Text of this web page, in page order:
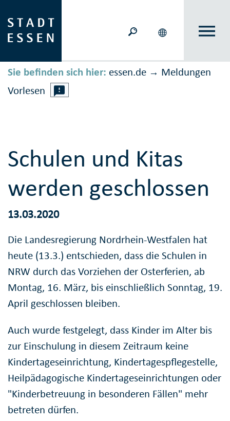
Sie befinden sich hier: essen.de → Meldungen
Vorlesen
Schulen und Kitas
werden geschlossen
13.03.2020
Die Landesregierung Nordrhein-Westfalen hat
heute (13.3.) entschieden, dass die Schulen in
NRW durch das Vorziehen der Osterferien, ab
Montag, 16. März, bis einschließlich Sonntag, 19.
April geschlossen bleiben.
Auch wurde festgelegt, dass Kinder im Alter bis
zur Einschulung in diesem Zeitraum keine
Kindertageseinrichtung, Kindertagespflegestelle,
Heilpädagogische Kindertageseinrichtungen oder
"Kinderbetreuung in besonderen Fällen" mehr
betreten dürfen.